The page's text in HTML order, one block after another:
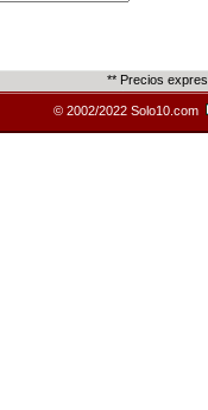
** Precios
© 2002/2022 Solo10.com